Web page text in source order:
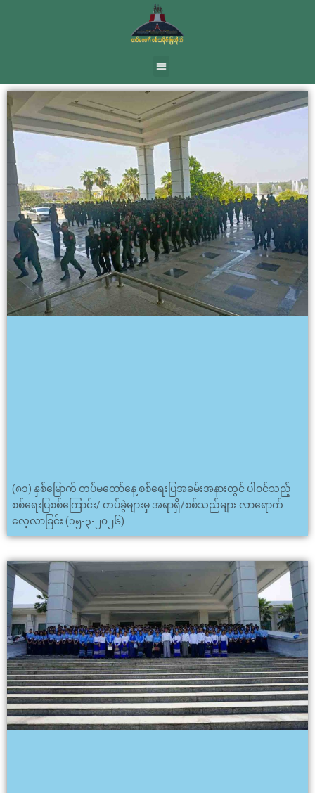
(၈၁) နှစ်မြောက် တပ်မတော်နေ့ စစ်ရေးပြအခမ်းအနားတွင် ပါဝင်သည့်
စစ်ရေးပြစစ်ကြောင်း/ တပ်ခွဲများမှ အရာရှိ/စစ်သည်များ လာရောက်
လေ့လာခြင်း (၁၅-၃-၂၀၂၆)